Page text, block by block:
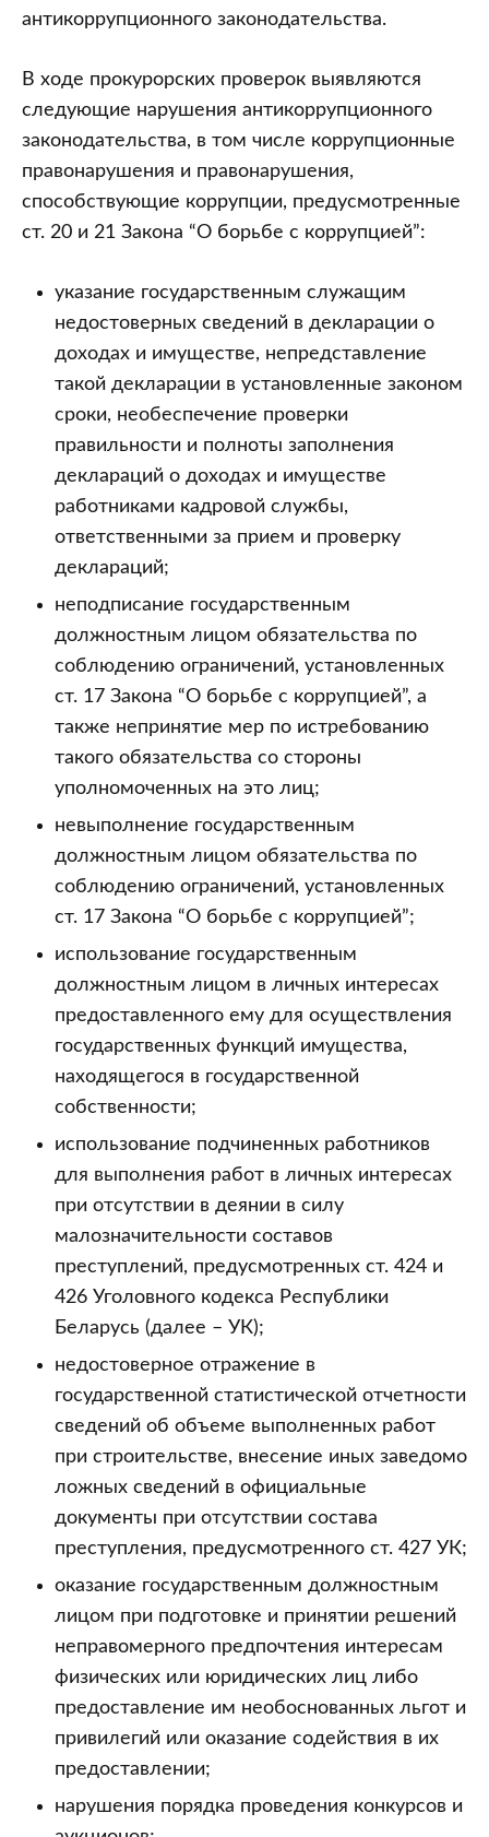
антикоррупционного законодательства.
В ходе прокурорских проверок выявляются
следующие нарушения антикоррупционного
законодательства, в том числе коррупционные
правонарушения и правонарушения,
способствующие коррупции, предусмотренные
ст. 20 и 21 Закона “О борьбе с коррупцией”:
указание государственным служащим
недостоверных сведений в декларации о
доходах и имуществе, непредставление
такой декларации в установленные законом
сроки, необеспечение проверки
правильности и полноты заполнения
деклараций о доходах и имуществе
работниками кадровой службы,
ответственными за прием и проверку
деклараций;
неподписание государственным
должностным лицом обязательства по
соблюдению ограничений, установленных
ст. 17 Закона “О борьбе с коррупцией”, а
также непринятие мер по истребованию
такого обязательства со стороны
уполномоченных на это лиц;
невыполнение государственным
должностным лицом обязательства по
соблюдению ограничений, установленных
ст. 17 Закона “О борьбе с коррупцией”;
использование государственным
должностным лицом в личных интересах
предоставленного ему для осуществления
государственных функций имущества,
находящегося в государственной
собственности;
использование подчиненных работников
для выполнения работ в личных интересах
при отсутствии в деянии в силу
малозначительности составов
преступлений, предусмотренных ст. 424 и
426 Уголовного кодекса Республики
Беларусь (далее – УК);
недостоверное отражение в
государственной статистической отчетности
сведений об объеме выполненных работ
при строительстве, внесение иных заведомо
ложных сведений в официальные
документы при отсутствии состава
преступления, предусмотренного ст. 427 УК;
оказание государственным должностным
лицом при подготовке и принятии решений
неправомерного предпочтения интересам
физических или юридических лиц либо
предоставление им необоснованных льгот и
привилегий или оказание содействия в их
предоставлении;
нарушения порядка проведения конкурсов и